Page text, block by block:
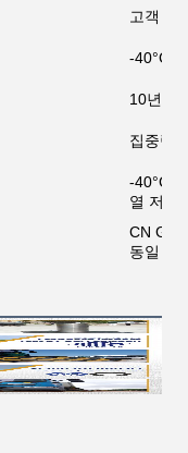
고객 의
-40°C ~
10년
집중력
-
열 저항
CN GA
동일